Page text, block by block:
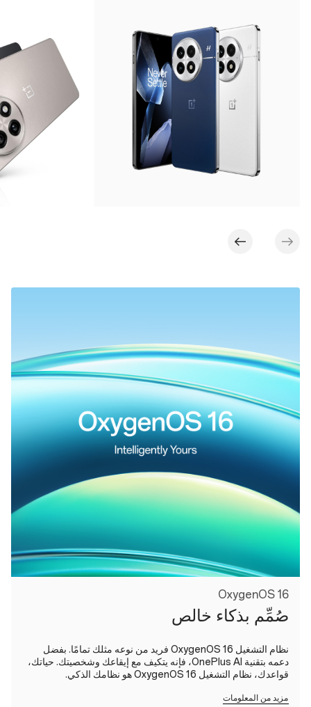
OxygenOS 16
صُمِّم بذكاء خالص
نظام التشغيل OxygenOS 16 فريد من نوعه مثلك تمامًا. بفضل
دعمه بتقنية OnePlus AI، فإنه يتكيف مع إيقاعك وشخصيتك. حياتك،
قواعدك، نظام التشغيل OxygenOS 16 هو نظامك الذكي.
مزيد من المعلومات